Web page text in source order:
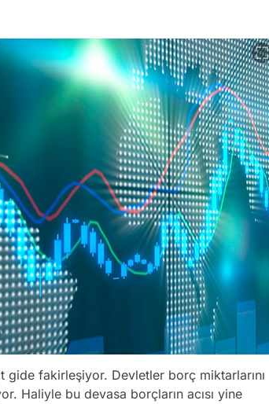
gide fakirleşiyor. Devletler borç miktarlarını
Haliyle bu devasa borçların acısı yine